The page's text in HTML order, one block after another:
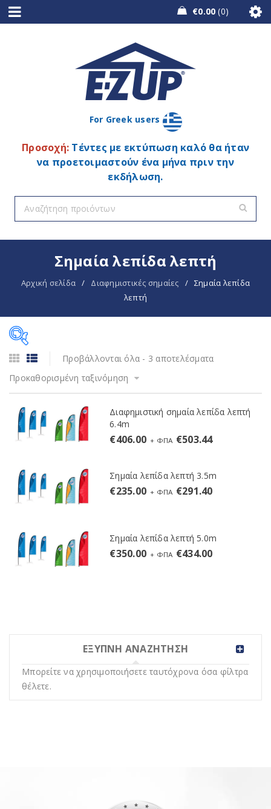
€0.00 0
For Greek users
Προσοχή: Τέντες με εκτύπωση καλό θα ήταν
να προετοιμαστούν ένα μήνα πριν την
εκδήλωση.
Σημαία λεπίδα λεπτή
Αρχική σελίδα / Διαφημιστικές σημαίες / Σημαία λεπίδα
λεπτή
ΕΞΥΠΝΗ ΑΝΑΖΗΤΗΣΗ
Μπορείτε να χρησιμοποιήσετε ταυτόχρονα όσα φίλτρα
θέλετε.
5.0 m
Προβάλλονται όλα - 3 αποτελέσματα
Προκαθορισμένη ταξινόμηση
Διαφημιστική σημαία λεπίδα λεπτή
6.4m
€406.00 + ΦΠΑ €503.44
Σημαία λεπίδα λεπτή 3.5m
€235.00 + ΦΠΑ €291.40
Σημαία λεπίδα λεπτή 5.0m
€350.00 + ΦΠΑ €434.00